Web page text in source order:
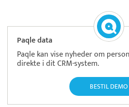
Paqle data
Paqle kan vise nyheder om
direkte i dit CRM-system.
BESTIL DEMO